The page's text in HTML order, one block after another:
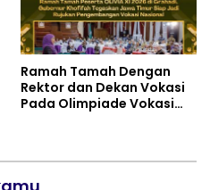
Ramah Tamah Dengan
Rektor dan Dekan Vokasi
Pada Olimpiade Vokasi
Timur Siap Jadi Pusat
Pengembangan Vokasi